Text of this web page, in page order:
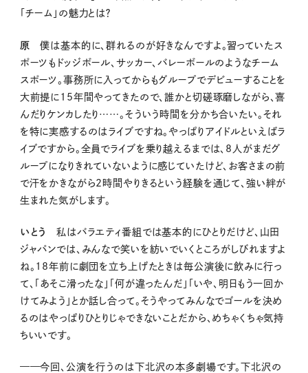
「チーム」の魅力とは？
原 僕は基本的に、群れるのが好きなんですよ。習っていたス
ポーツもドッジボール、サッカー、バレーボールのようなチーム
スポーツ。事務所に入ってからもグループでデビューすることを
大前提に15年間やってきたので、誰かと切磋琢磨しながら、喜
んだりケンカしたり……。そういう時間を分かち合いたい。それ
を特に実感するのはライブですね。やっぱりアイドルといえばラ
イブですから。全員でライブを乗り越えるまでは、8人がまだグ
ループになりきれていないように感じていたけど、お客さまの前
で汗をかきながら2時間やりきるという経験を通じて、強い絆が
生まれた気がします。
いとう
私はバラエティ番組では基本的にひとりだけど、山田
ジャパンでは、みんなで笑いを紡いでいくところがしびれますよ
ね。18年前に劇団を立ち上げたときは毎公演後に飲みに行っ
て、「あそこ滑ったな」「何が違ったんだ」「いや、明日もう一回か
けてみよう」とか話し合って。そうやってみんなでゴールを決め
るのはやっぱりひとりじゃできないことだから、めちゃくちゃ気持
ちいいです。
——今回、公演を行うのは下北沢の本多劇場です。下北沢の